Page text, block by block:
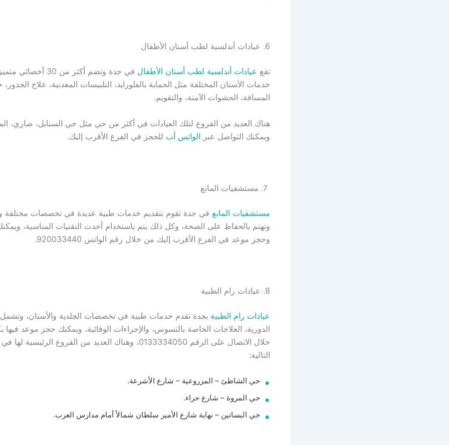
6. عيادات أندلسية لطب أسنان الأطفال
تقع عيادات أندلسية لطب أسنان الأطفال
في جدة وتضم أكثر من 30
خدمات الأسنان المختلفة مثل الحماية بالفلورايد، التلبيسات المعدنية، علاج
المسافة، الحشوات الآمنة، والتقويم.
هناك العديد من الفروع لتلك العيادات في أكثر من حي مثل حي السنابل، صاري،
ويمكنك التواصل عبر الواتس أب للحجز في الفرع الأقرب إليك.
مستشفيات المانع في جدة تقوم بتقديم خدمات طبية عديدة في تخصصات مختلفة
وتهتم بالحفاظ على الصحة، وكل ذلك يتم باستخدام أحدث التقنيات المناسبة،
وحجز موعد في الفرع الأقرب إليك من خلال رقم الواتس 920033440.
8. عيادات رام الطبية
عيادات رام الطبية بجدة تقدم خدمات طبية في تخصصات الجلدية والأسنان،
الدورية، العلاجات الخاصة بالتسوس، والإجراءات الوقائية، ويمكنك حجز موعد
خلال الاتصال على الرقم 0133334050، وهناك العديد من الفروع الرئيسية
التالية:
حي الشاطئ – المزروعية – شارع الأشرعة.
حي المروة – شارع حراء.
حي البساتين – نهاية شارع الأمير سلطان شمالاً أمام مدارس العرب.